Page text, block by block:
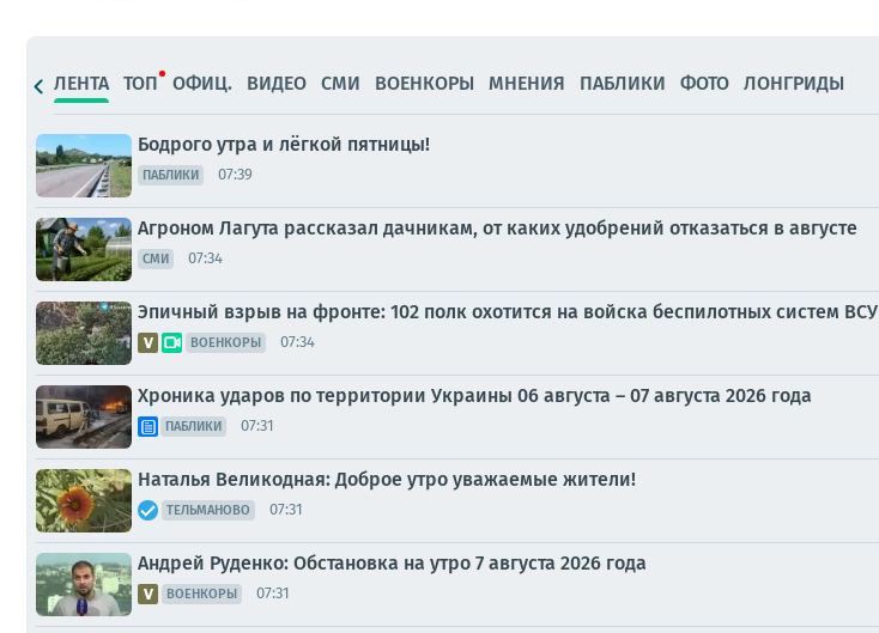
ЛЕНТА ТОП ОФИЦ. ВИДЕО СМИ ВОЕНКОРЫ МНЕНИЯ ПАБЛИКИ ФОТО ЛОНГРИДЫ
Бодрого утра и лёгкой пятницы!
ПАБЛИКИ 07:39
Агроном Лагута рассказал дачникам, от каких удобрений отказаться в августе
СМИ 07:34
Эпичный взрыв на фронте: 102 полк охотится на войска беспилотных систем ВСУ
ВОЕНКОРЫ 07:34
Хроника ударов по территории Украины 06 августа – 07 августа 2026 года
ПАБЛИКИ 07:31
Наталья Великодная: Доброе утро уважаемые жители!
ТЕЛЬМАНОВО 07:31
Андрей Руденко: Обстановка на утро 7 августа 2026 года
ВОЕНКОРЫ 07:31